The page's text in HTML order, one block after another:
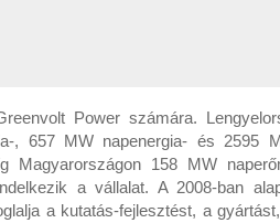
Power számára.
, 657 MW napenergia- és 2595
Magyarországon 158 MW
a vállalat. A 2008-ban
a kutatás-fejlesztést, a